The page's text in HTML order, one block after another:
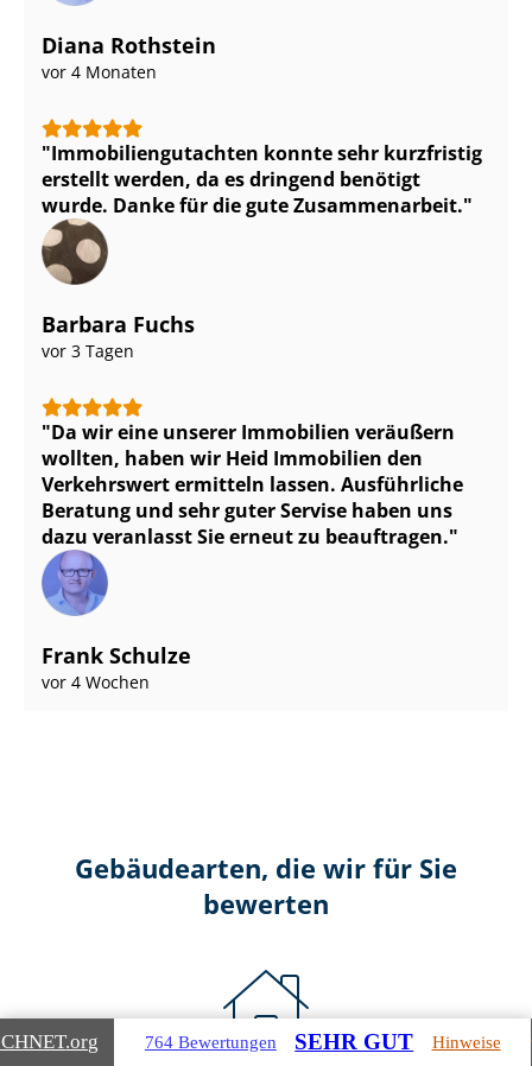
Diana Rothstein
vor 4 Monaten
Im­mo­bi­li­en­gut­ach­ten konnte sehr kurzfristig
erstellt werden, da es dringend benötigt
wurde. Danke für die gute Zusammenarbeit.
Barbara Fuchs
vor 3 Tagen
Da wir eine unserer Immobilien veräußern
wollten, haben wir Heid Immobilien den
Verkehrswert ermitteln lassen. Ausführliche
Beratung und sehr guter Servise haben uns
dazu veranlasst Sie erneut zu beauftragen.
Frank Schulze
vor 4 Wochen
Gebäudearten, die wir für Sie
bewerten
.org 764 Bewertungen SEHR GUT Hinweise